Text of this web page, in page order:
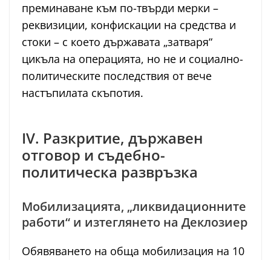
преминаване към по-твърди мерки –
реквизиции, конфискации на средства и
стоки – с което държавата „затваря“
цикъла на операцията, но не и социално-
политическите последствия от вече
настъпилата скъпотия.
IV. Разкритие, държавен
отговор и съдебно-
политическа развръзка
Мобилизацията, „ликвидационните
работи“ и изтеглянето на Деклозиер
Обявяването на обща мобилизация на 10